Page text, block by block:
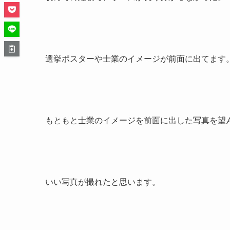
選挙ポスターや士業のイメージが前面に出てます。
もともと士業のイメージを前面に出した写真を望
いい写真が撮れたと思います。